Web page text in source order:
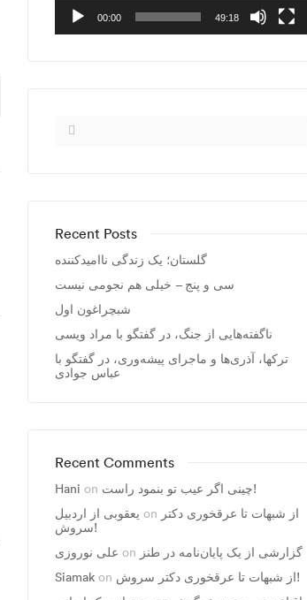
00:00 49:18
Recent Posts
گلستان؛ یک زندگی ناامیدکننده
سی و پنج – خیلی هم نجومی نیست
شبچراغون اول
ناگفته‌هایی از جنگ، در گفتگو با مراد ویسی
ترکها، آذری‌ها و ماجرای پیشه‌وری، در گفتگو با
عباس جوادی
Recent Comments
Hani on
چینی اگر عیب تو بنمود راست!
یعقوبی از اردبیل on از شبهات تا عرقخوری دکتر
سروش!
علی نوروزی on گزارشی از یک پایان‌نامه در طنز
Siamak on
از شبهات تا عرقخوری دکتر سروش!